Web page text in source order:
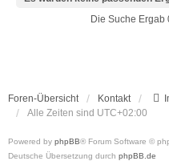
Die Suche Ergab
Foren-Übersicht Kontakt
Alle Zeiten sind UTC+02:00
Powered by phpBB® Forum Software ©
Deutsche Übersetzung durch phpBB.de